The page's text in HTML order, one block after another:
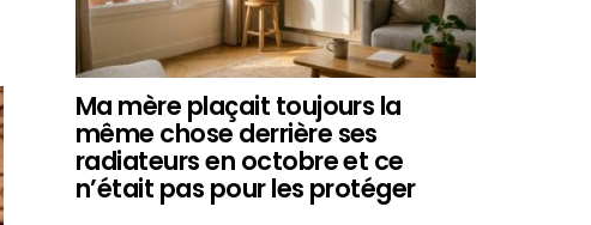
Ma mère plaçait toujours la
même chose derrière ses
radiateurs en octobre et ce
n’était pas pour les protéger